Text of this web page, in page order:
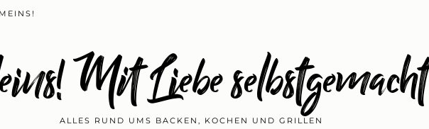
Mit Liebe selbstgemacht
ALLES RUND UMS BACKEN, KOCHEN UND GRILLEN